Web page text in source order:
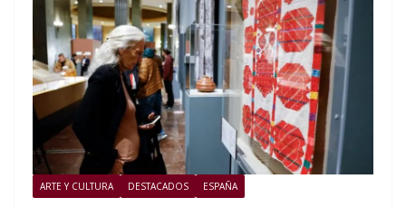
ARTE Y CULTURA DESTACADOS ESPAÑA